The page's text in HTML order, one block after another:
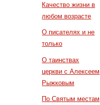
Качество жизни в
любом возрасте
О писателях и не
только
О таинствах
церкви с Алексеем
Рыжковым
По Святым местам